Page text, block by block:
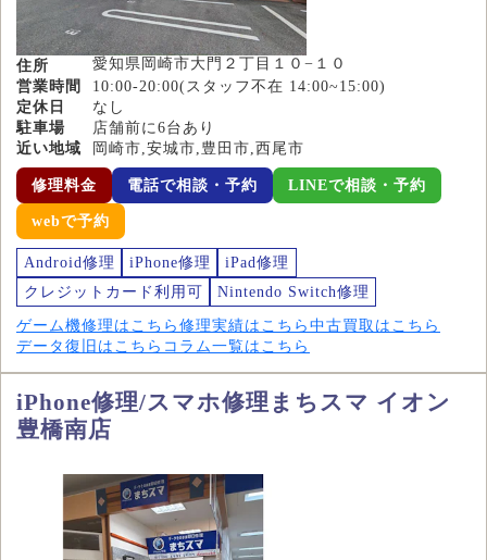
住所
愛知県岡崎市大門２丁目１０−１０
営業時間
10:00-20:00(スタッフ不在 14:00~15:00)
定休日
なし
駐車場
店舗前に6台あり
近い地域
岡崎市,安城市,豊田市,西尾市
修理料金 電話で相談・予約 LINEで相談・予約
webで予約
Android修理 iPhone修理
iPad修理
クレジットカード利用可
Nintendo Switch修理
ゲーム機修理はこちら 修理実績はこちら 中古買取はこちら
データ復旧はこちら コラム一覧はこちら
iPhone修理/スマホ修理まちスマ イオン
豊橋南店